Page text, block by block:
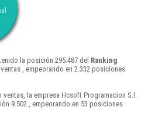
la posición 295.487 del Ranking
, empeorando en 2.332 posiciones
ventas, la empresa Hcsoft Programacion S.l.
9.502 , empeorando en 53 posiciones